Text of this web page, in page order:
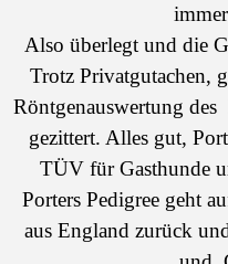
Also überlegt und die
Trotz Privatgutachen,
Röntgenauswertung
gezittert. Alles gut,
TÜV für Gasthunde
Porters Pedigree geht
aus England zurück